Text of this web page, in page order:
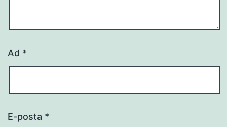
Ad *
E-posta *